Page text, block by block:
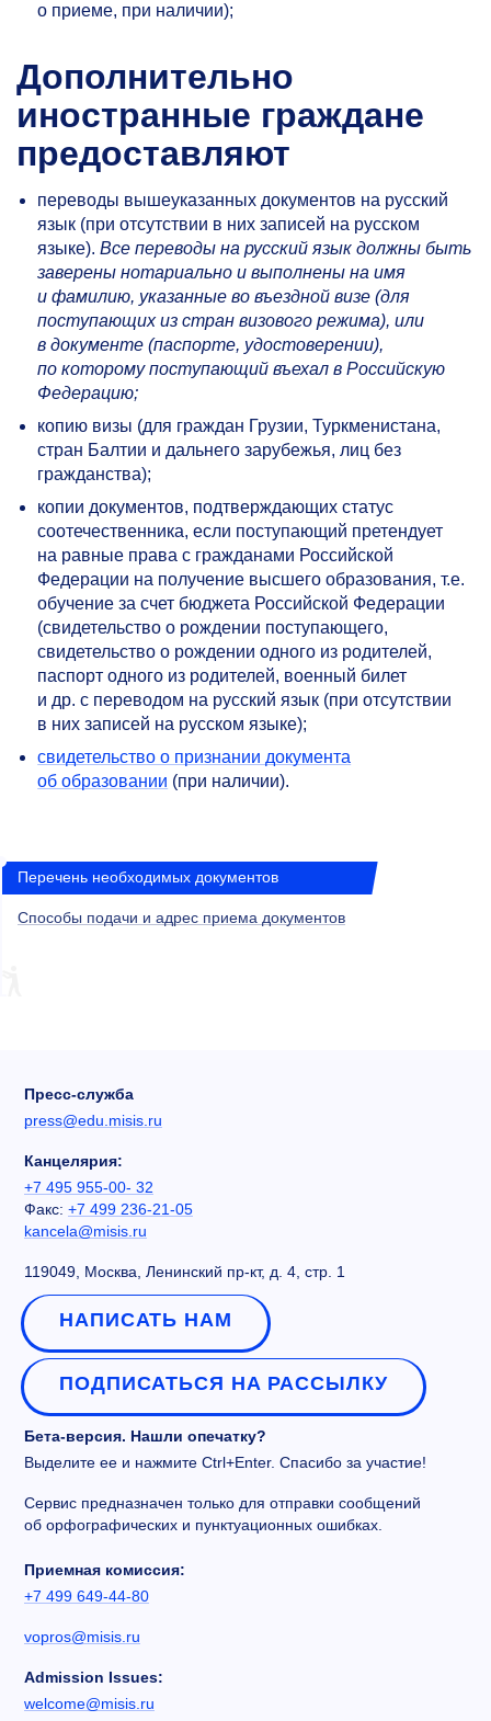
о приеме, при наличии);
Дополнительно
иностранные граждане
предоставляют
переводы вышеуказанных документов на русский
язык (при отсутствии в них записей на русском
языке).Все переводы на русский язык должны быть
заверены нотариально и выполнены на имя
и фамилию, указанные во въездной визе (для
поступающих из стран визового режима), или
в документе (паспорте, удостоверении),
по которому поступающий въехал в Российскую
Федерацию;
копию визы (для граждан Грузии, Туркменистана,
стран Балтии и дальнего зарубежья, лиц без
гражданства);
копии документов, подтверждающих статус
соотечественника, если поступающий претендует
на равные права с гражданами Российской
Федерации на получение высшего образования, т.е.
обучение за счет бюджета Российской Федерации
(свидетельство о рождении поступающего,
свидетельство о рождении одного из родителей,
паспорт одного из родителей, военный билет
и др. с переводом на русский язык (при отсутствии
в них записей на русском языке);
свидетельство о признании документа
об образовании (при наличии).
Перечень необходимых документов
Способы подачи и адрес приема документов
Пресс-служба
press@edu.misis.ru
Канцелярия:
+7 495 955-00- 32
Факс: +7 499 236-21-05
kancela@misis.ru
119049, Москва, Ленинский пр-кт, д. 4, стр. 1
НАПИСАТЬ НАМ
ПОДПИСАТЬСЯ НА РАССЫЛКУ
Бета-версия. Нашли опечатку?
Выделите ее и нажмите Ctrl+Enter. Спасибо за участие!
Сервис предназначен только для отправки сообщений
об орфографических и пунктуационных ошибках.
Приемная комиссия:
+7 499 649-44-80
vopros@misis.ru
Admission Issues:
welcome@misis.ru